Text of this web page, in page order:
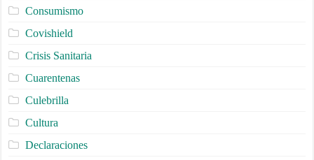
Consumismo
Covishield
Crisis Sanitaria
Cuarentenas
Culebrilla
Cultura
Declaraciones